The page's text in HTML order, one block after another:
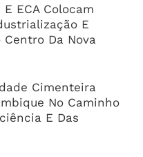
ECA Colocam
E
Centro Da Nova
Cimenteira
No Caminho
E Das